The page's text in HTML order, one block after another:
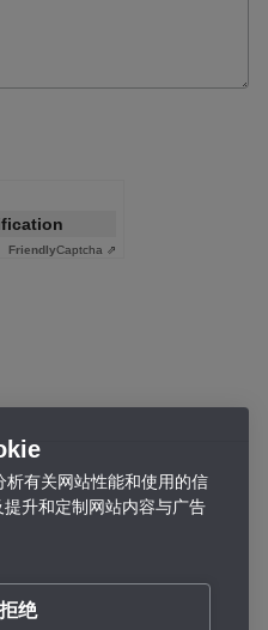
FriendlyCaptcha ⇗
有关网站性能和使用的信
升和定制网站内容与广告
绝